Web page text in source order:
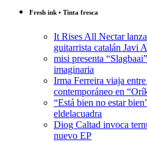
Fresh ink • Tinta fresca
It Rises All Nectar
guitarrista catalán Javi
misi presenta
imaginaria
Irma Ferreira viaja
contemporáneo en
“Está bien no estar
eldelacuadra
Diog Caltad invoca
nuevo EP